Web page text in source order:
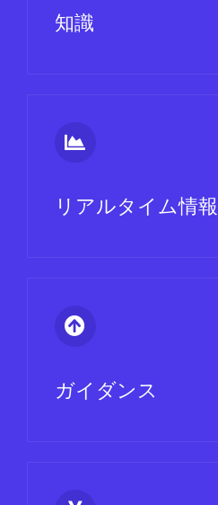
知識
リアルタイム情報
ガイダンス